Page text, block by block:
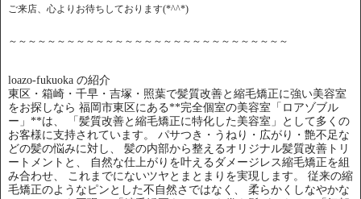
ご来店、心よりお待ちしております(*^^*)
～～～～～～～～～～～～～～～～～～～～～～～～～～～～～
loazo-fukuoka の紹介
東区・箱崎・千早・吉塚・照葉で髪質改善と縮毛矯正に強い美容室
をお探しなら 福岡市東区にある**完全個室の美容室「ロアゾブル
ー」**は、 「髪質改善と縮毛矯正に特化した美容室」として多くの
お客様に支持されています。 パサつき・うねり・広がり・艶不足な
どの髪の悩みに対し、 髪の内部から整えるオリジナル髪質改善トリ
ートメントと、 自然な仕上がりを叶えるダメージレス縮毛矯正を組
み合わせ、 これまでにないツヤとまとまりを実現します。 従来の縮
毛矯正のようなピンとした不自然さではなく、 柔らかくしなやかな